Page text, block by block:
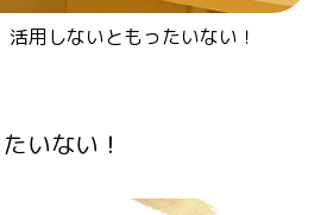
活用しないともったいない！
いない！